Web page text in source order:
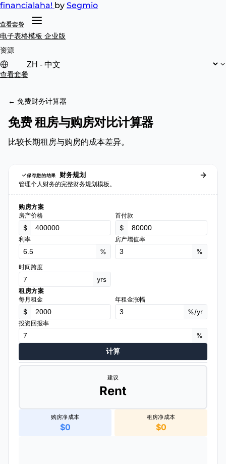
financialaha! by Segmio
查看套餐
电子表格模板 企业版
资源
查看套餐
← 免费财务计算器
免费 租房与购房对比计算器
比较长期租房与购房的成本差异。
保存您的结果 财务规划
管理个人财务的完整财务规划模板。
购房方案
房产价格
$
首付款
$
利率
%
房产增值率
%
时间跨度
yrs
租房方案
每月租金
$
年租金涨幅
%/yr
投资回报率
%
计算
建议
Rent
购房净成本
$0
租房净成本
$0